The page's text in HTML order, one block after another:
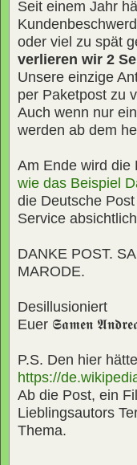
Seit einem Jahr
oder viel zu spät
verlieren wir 2
Unsere einzige
per Paketpost zu
Auch wenn nur
werden ab dem
Am Ende wird die
wie das Beispiel
die Deutsche
Service
DANKE POST.
MARODE.
Desillusioniert
Euer 𝕾𝖆𝖒𝖊𝖓
P.S. Den hier
https://
Ab die Post, ein
Lieblingsautors
Thema.